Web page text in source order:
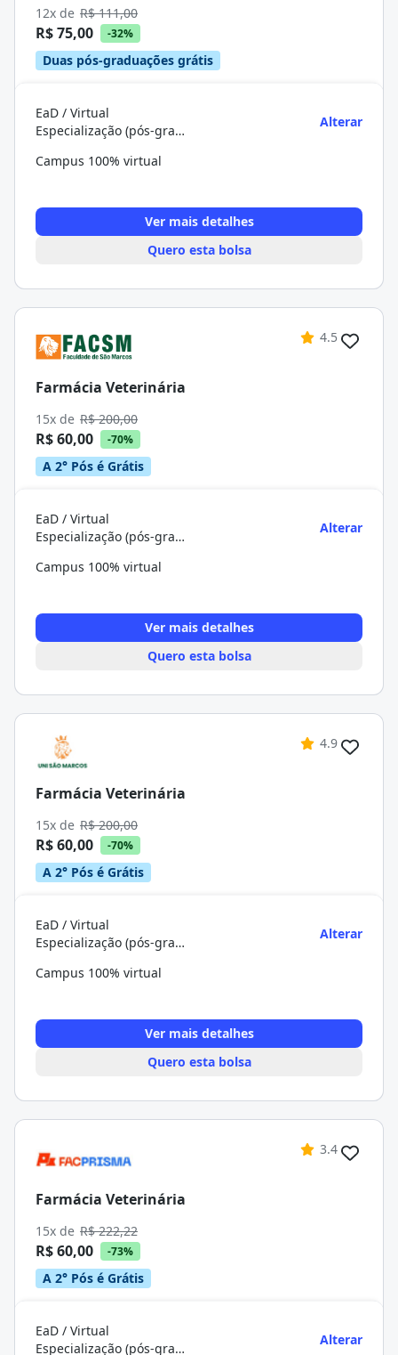
12x de R$ 111,00
R$ 75,00 -32%
Duas pós-graduações grátis
EaD / Virtual
Especialização (pós-graduação)
Alterar
Campus 100% virtual
Ver mais detalhes
Quero esta bolsa
4.5
Farmácia Veterinária
15x de R$ 200,00
R$ 60,00 -70%
A 2° Pós é Grátis
EaD / Virtual
Especialização (pós-graduação)
Alterar
Campus 100% virtual
Ver mais detalhes
Quero esta bolsa
4.9
Farmácia Veterinária
15x de R$ 200,00
R$ 60,00 -70%
A 2° Pós é Grátis
EaD / Virtual
Especialização (pós-graduação)
Alterar
Campus 100% virtual
Ver mais detalhes
Quero esta bolsa
3.4
Farmácia Veterinária
15x de R$ 222,22
R$ 60,00 -73%
A 2° Pós é Grátis
EaD / Virtual
Especialização (pós-graduação)
Alterar